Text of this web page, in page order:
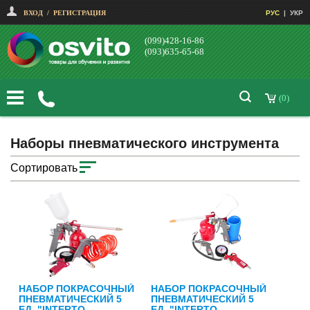
ВХОД / РЕГИСТРАЦИЯ РУС | УКР
(099)428-16-86
(093)635-65-68
(0)
Наборы пневматического инструмента
Сортировать
НАБОР ПОКРАСОЧНЫЙ
ПНЕВМАТИЧЕСКИЙ 5
НАБОР ПОКРАСОЧНЫЙ
ПНЕВМАТИЧЕСКИЙ 5